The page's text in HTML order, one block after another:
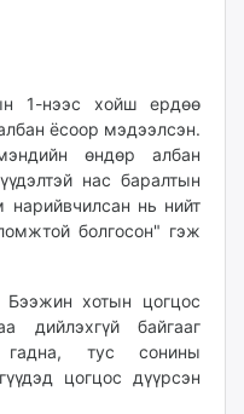
1-нээс хойш ердөө
ёсоор мэдээлсэн.
өндөр албан
нас баралтын
нарийвчилсан нь нийт
болгосон" гэж
Бээжин хотын цогцос
дийлэхгүй байгааг
тус сонины
цогцос дүүрсэн